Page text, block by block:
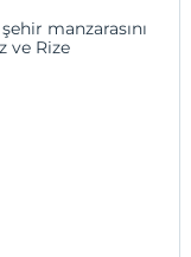
manzarasını
ve Rize